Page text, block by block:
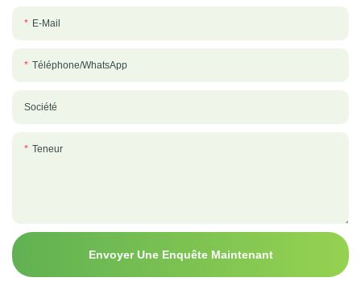
E-Mail
Téléphone/WhatsApp
Société
Teneur
Envoyer Une Enquête Maintenant